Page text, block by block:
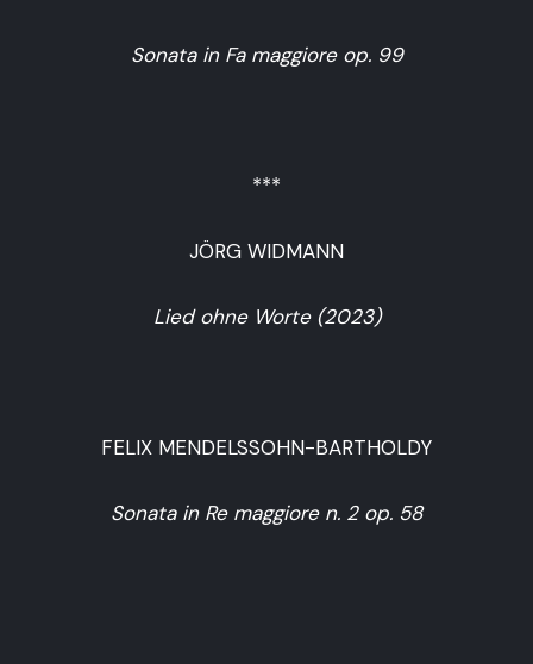
Sonata in Fa maggiore op. 99
***
JÖRG WIDMANN
Lied ohne Worte (2023)
FELIX MENDELSSOHN-BARTHOLDY
Sonata in Re maggiore n. 2 op. 58